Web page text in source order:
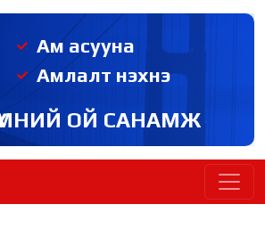
Ам асууна
Амлалт нэхнэ
ОЙ САНАМЖ